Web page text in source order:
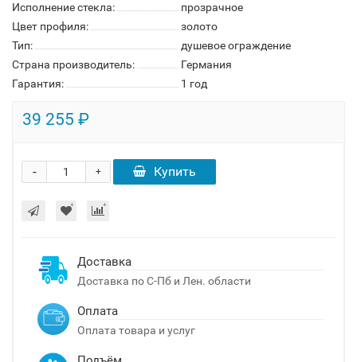
Исполнение стекла:
прозрачное
Цвет профиля:
золото
Тип:
душевое ограждение
Страна производитель:
Германия
Гарантия:
1 год
39 255 ₽
+
- Купить
Доставка
Доставка по С-Пб и Лен. области
Оплата
Оплата товара и услуг